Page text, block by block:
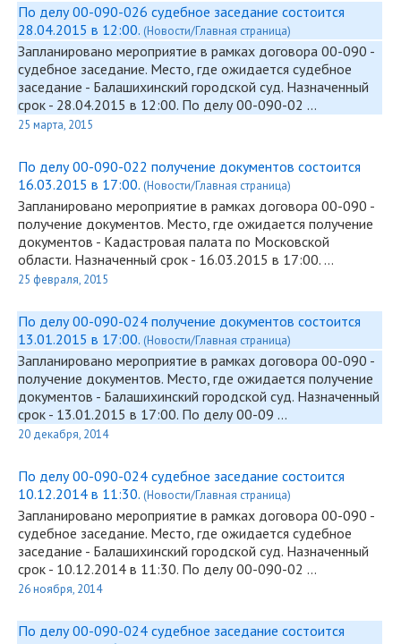
По делу 00-090-026 судебное заседание состоится
28.04.2015 в 12:00. (Новости/Главная страница)
Запланировано мероприятие в рамках договора 00-090 -
судебное заседание. Место, где ожидается судебное
заседание - Балашихинский городской суд. Назначенный
срок - 28.04.2015 в 12:00. По делу00-090-02 …
25 марта, 2015
По делу 00-090-022 получение документов состоится
16.03.2015 в 17:00. (Новости/Главная страница)
Запланировано мероприятие в рамках договора 00-090 -
получение документов. Место, где ожидается получение
документов - Кадастровая палата по Московской
области. Назначенный срок - 16.03.2015 в 17:00. …
25 февраля, 2015
По делу 00-090-024 получение документов состоится
13.01.2015 в 17:00. (Новости/Главная страница)
Запланировано мероприятие в рамках договора 00-090 -
получение документов. Место, где ожидается получение
документов - Балашихинский городской суд. Назначенный
срок - 13.01.2015 в 17:00. По делу 00-09 …
20 декабря, 2014
По делу 00-090-024 судебное заседание состоится
10.12.2014 в 11:30. (Новости/Главная страница)
Запланировано мероприятие в рамках договора 00-090 -
судебное заседание. Место, где ожидается судебное
заседание - Балашихинский городской суд. Назначенный
срок - 10.12.2014 в 11:30. По делу00-090-02 …
26 ноября, 2014
По делу 00-090-024 судебное заседание состоится